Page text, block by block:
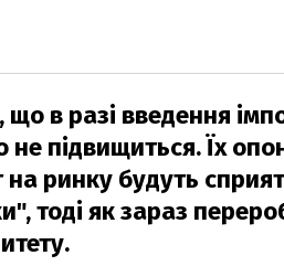
в разі введення
не підвищиться. Їх
ринку будуть
тоді як зараз